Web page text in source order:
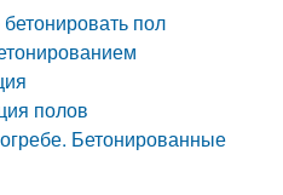
пол
полов
Бетонированные